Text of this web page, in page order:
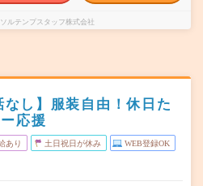
ルテンプスタッフ株式会社
し】服装自由！休日た
応援
あり 土日祝日が休み WEB登録OK